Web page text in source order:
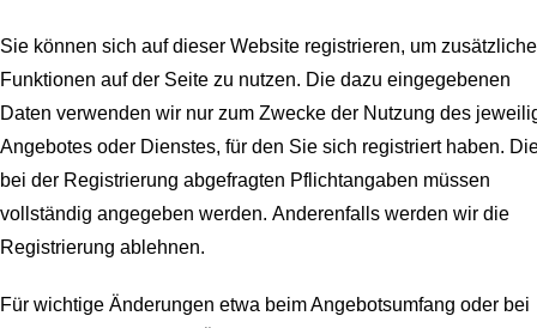
Sie können sich auf dieser Website registrieren, um zusätzliche
Funktionen auf der Seite zu nutzen. Die dazu eingegebenen
Daten verwenden wir nur zum Zwecke der Nutzung des
Angebotes oder Dienstes, für den Sie sich registriert haben.
bei der Registrierung abgefragten Pflichtangaben müssen
vollständig angegeben werden. Anderenfalls werden wir die
Registrierung ablehnen.
Für wichtige Änderungen etwa beim Angebotsumfang oder bei